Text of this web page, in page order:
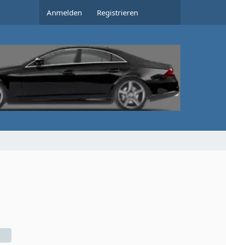
Anmelden Registrieren